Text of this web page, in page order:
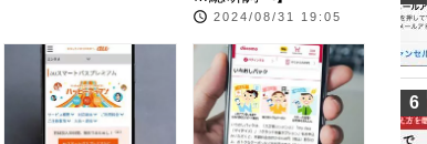
2024/08/31 19:05
6